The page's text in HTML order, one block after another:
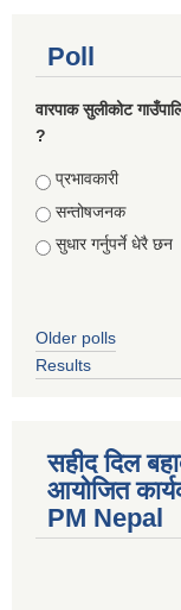
Poll
वारपाक सुलीकोट
?
Choices
प्रभावकारी
सन्तोषजनक
सुधार गर्नुपर्ने धेरै छन
Older polls
Results
सहीद दिल
आयोजित
PM Nepal